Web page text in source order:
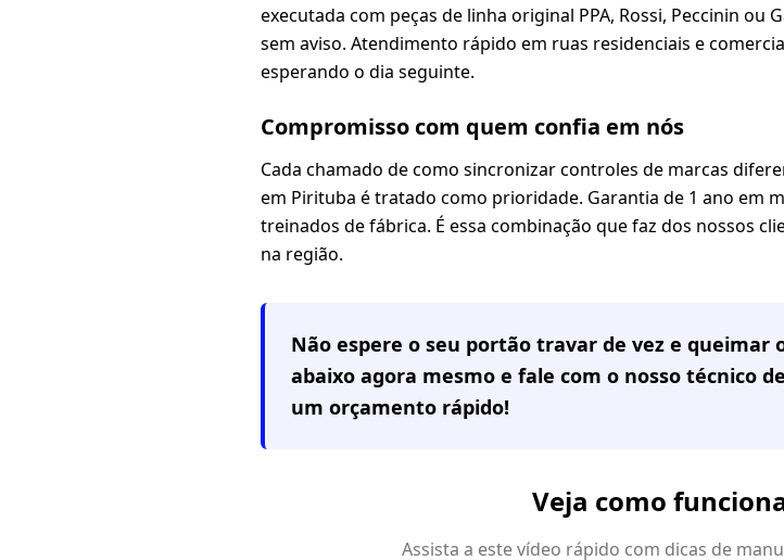
executada com peças de linha original PPA, Rossi, Peccinin
sem aviso. Atendimento rápido em ruas residenciais e
esperando o dia seguinte.
Compromisso com quem confia em nós
Cada chamado de como sincronizar controles de marcas
em Pirituba é tratado como prioridade. Garantia de 1 ano em
treinados de fábrica. É essa combinação que faz dos nossos
na região.
Não espere o seu portão travar de vez e queimar
abaixo agora mesmo e fale com o nosso técnico
um orçamento rápido!
Veja como
Assista a este vídeo rápido com dicas de